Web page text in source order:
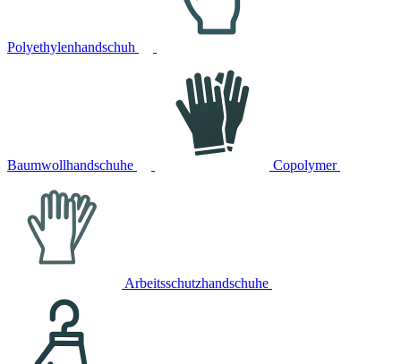
Polyethylenhandschuh
Baumwollhandschuhe Copolymer
Arbeitsschutzhandschuhe